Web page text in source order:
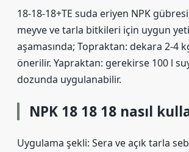
18-18-18+TE suda eriyen NPK
meyve ve tarla bitkileri için uygun
aşamasında; Topraktan: dekara 2-4
önerilir. Yapraktan: gerekirse 100 l
dozunda uygulanabilir.
NPK 18 18 18 nasıl
Uygulama şekli: Sera ve açık tarla